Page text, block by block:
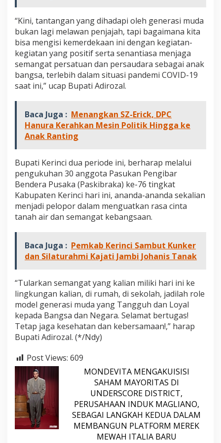
a
K
e
r
i
n
c
i
2
1
“Kini, tantangan yang dihadapi oleh generasi muda
bukan lagi melawan penjajah, tapi bagaimana kita
bisa mengisi kemerdekaan ini dengan kegiatan-
kegiatan yang positif serta senantiasa menjaga
semangat persatuan dan persaudara sebagai anak
bangsa, terlebih dalam situasi pandemi COVID-19
saat ini,” ucap Bupati Adirozal.
Baca Juga : Menangkan SZ-Erick, DPC
Hanura Kerahkan Mesin Politik Hingga ke
Anak Ranting
Bupati Kerinci dua periode ini, berharap melalui
pengukuhan 30 anggota Pasukan Pengibar
Bendera Pusaka (Paskibraka) ke-76 tingkat
Kabupaten Kerinci hari ini, ananda-ananda sekalian
menjadi pelopor dalam menguatkan rasa cinta
tanah air dan semangat kebangsaan.
Baca Juga : Pemkab Kerinci Sambut Kunker
dan Silaturahmi Kajati Jambi Johanis Tanak
“Tularkan semangat yang kalian miliki hari ini ke
lingkungan kalian, di rumah, di sekolah, jadilah role
model generasi muda yang Tangguh dan Loyal
kepada Bangsa dan Negara. Selamat bertugas!
Tetap jaga kesehatan dan kebersamaan!,” harap
Bupati Adirozal. (*/Ndy)
Post Views: 609
MONDEVITA MENGAKUISISI
SAHAM MAYORITAS DI
UNDERSCORE DISTRICT,
PERUSAHAAN INDUK MAGLIANO,
SEBAGAI LANGKAH KEDUA DALAM
MEMBANGUN PLATFORM MEREK
MEWAH ITALIA BARU